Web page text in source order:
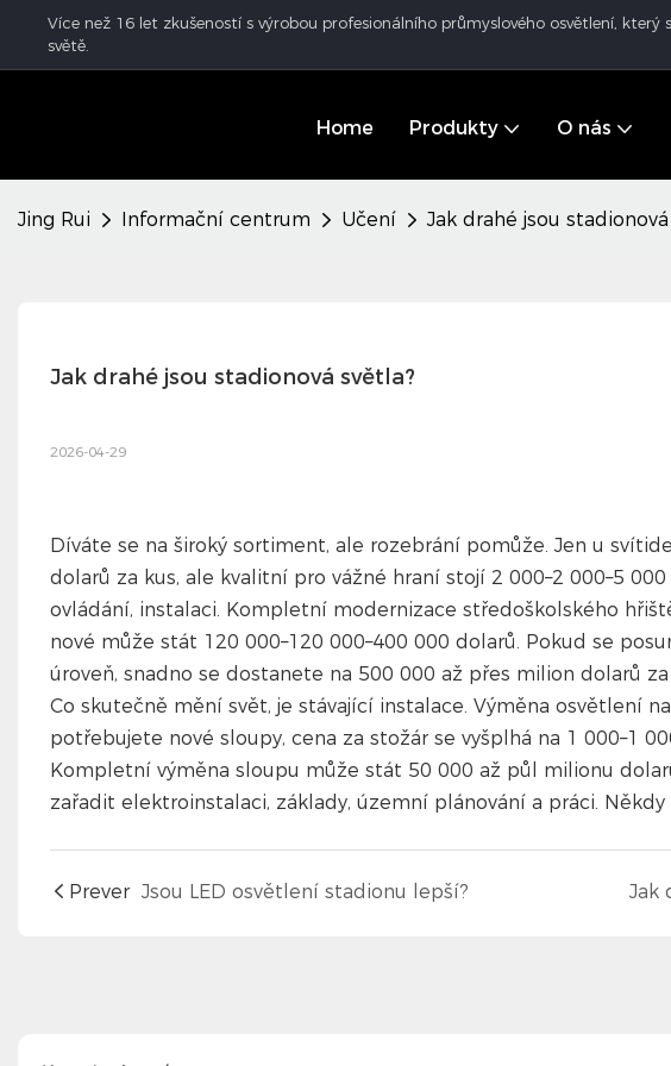
Více než 16 let zkušeností s výrobou profesionálního průmyslového osvětlení,
světě.
Home Produkty O nás
Jing Rui Informační centrum Učení Jak drahé jsou
Jak drahé jsou stadionová světla?
2026-04-29
Díváte se na široký sortiment, ale rozebrání pomůže. Jen u
dolarů za kus, ale kvalitní pro vážné hraní stojí 2 000–2 000–5
ovládání, instalaci. Kompletní modernizace středoškolského
nové může stát 120 000–120 000–400 000 dolarů. Pokud se
úroveň, snadno se dostanete na 500 000 až přes milion dolarů
Co skutečně mění svět, je stávající instalace. Výměna osvětlení
potřebujete nové sloupy, cena za stožár se vyšplhá na 1 000–1
Kompletní výměna sloupu může stát 50 000 až půl milionu
zařadit elektroinstalaci, základy, územní plánování a práci.
Prever Jsou LED osvětlení stadionu lepší?